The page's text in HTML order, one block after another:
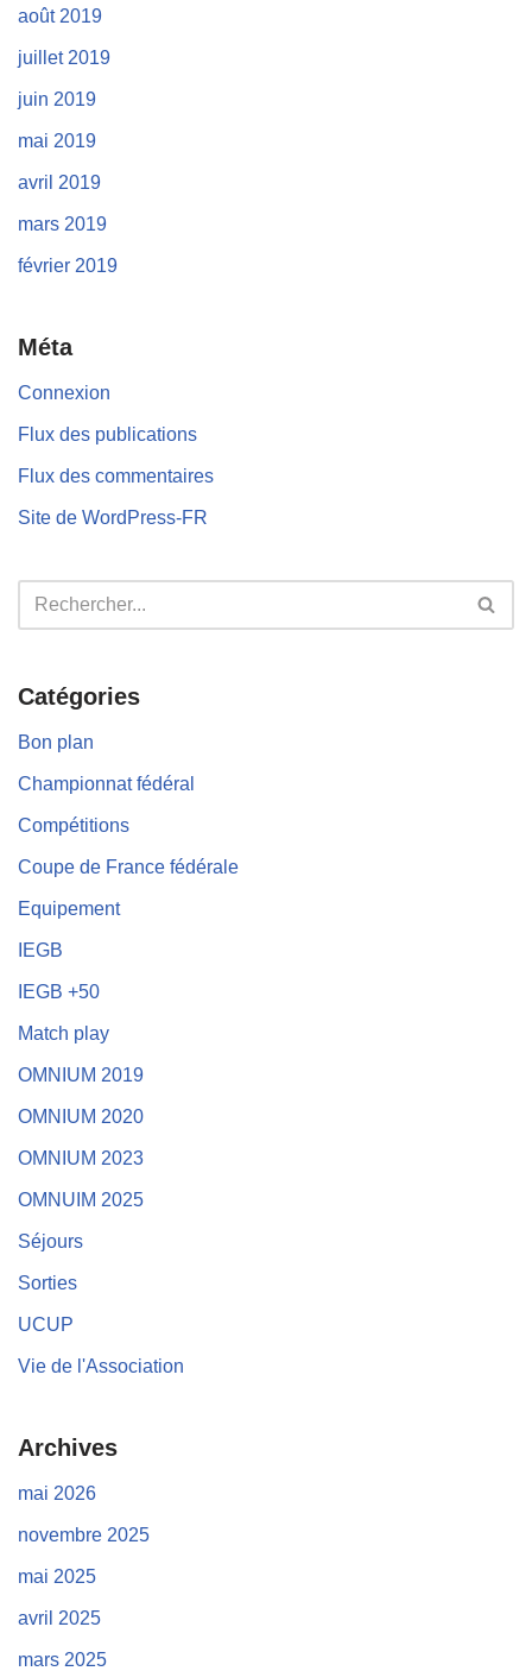
août 2019
juillet 2019
juin 2019
mai 2019
avril 2019
mars 2019
février 2019
Méta
Connexion
Flux des publications
Flux des commentaires
Site de WordPress-FR
Catégories
Bon plan
Championnat fédéral
Compétitions
Coupe de France fédérale
Equipement
IEGB
IEGB +50
Match play
OMNIUM 2019
OMNIUM 2020
OMNIUM 2023
OMNUIM 2025
Séjours
Sorties
UCUP
Vie de l'Association
Archives
mai 2026
novembre 2025
mai 2025
avril 2025
mars 2025